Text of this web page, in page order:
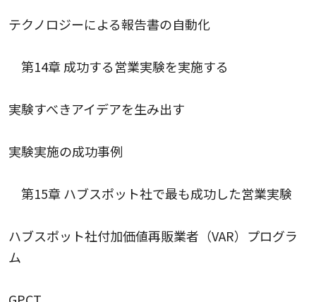
テクノロジーによる報告書の自動化
第14章 成功する営業実験を実施する
実験すべきアイデアを生み出す
実験実施の成功事例
第15章 ハブスポット社で最も成功した営業実験
ハブスポット社付加価値再販業者（VAR）プログラ
ム